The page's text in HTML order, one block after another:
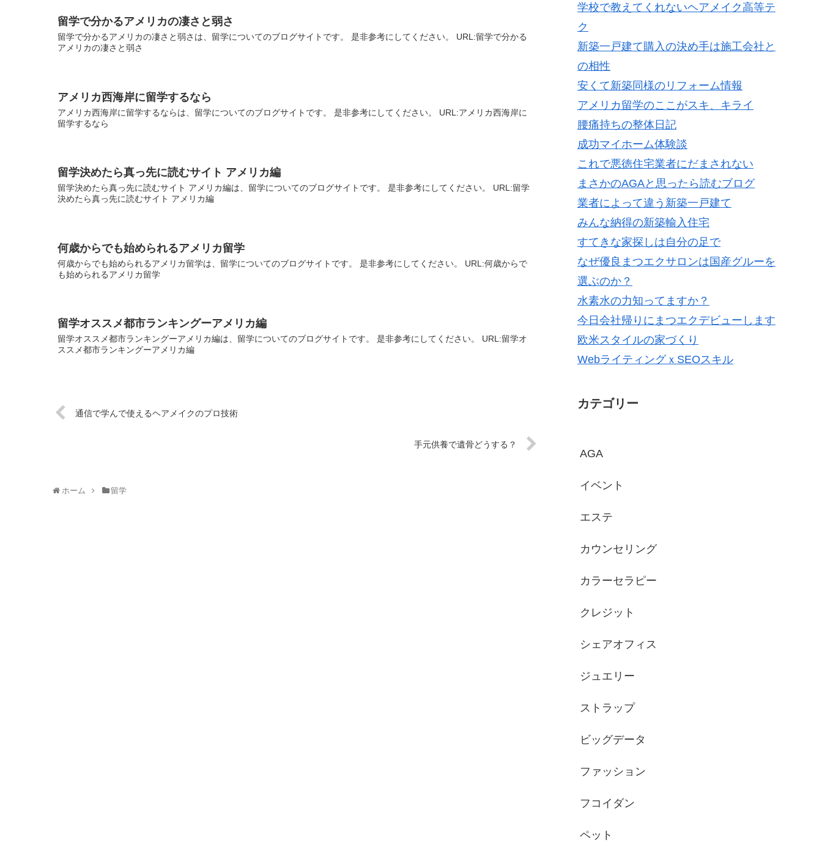
留学で分かるアメリカの凄さと弱さ
留学で分かるアメリカの凄さと弱さは、留学についてのブログサイトです。 是非参考にしてください。 URL:留学で分かる
アメリカの凄さと弱さ
アメリカ西海岸に留学するなら
アメリカ西海岸に留学するならは、留学についてのブログサイトです。 是非参考にしてください。 URL:アメリカ西海岸に
留学するなら
留学決めたら真っ先に読むサイト アメリカ編
留学決めたら真っ先に読むサイト アメリカ編は、留学についてのブログサイトです。 是非参考にしてください。 URL:留学
決めたら真っ先に読むサイト アメリカ編
何歳からでも始められるアメリカ留学
何歳からでも始められるアメリカ留学は、留学についてのブログサイトです。 是非参考にしてください。 URL:何歳からで
も始められるアメリカ留学
留学オススメ都市ランキングーアメリカ編
留学オススメ都市ランキングーアメリカ編は、留学についてのブログサイトです。 是非参考にしてください。 URL:留学オ
ススメ都市ランキングーアメリカ編
通信で学んで使えるヘアメイクのプロ技術
手元供養で遺骨どうする？
ホーム 留学
学校で教えてくれないヘアメイク高等テ
ク
新築一戸建て購入の決め手は施工会社と
の相性
安くて新築同様のリフォーム情報
アメリカ留学のここがスキ、キライ
腰痛持ちの整体日記
成功マイホーム体験談
これで悪徳住宅業者にだまされない
まさかのAGAと思ったら読むブログ
業者によって違う新築一戸建て
みんな納得の新築輸入住宅
すてきな家探しは自分の足で
なぜ優良まつエクサロンは国産グルーを
選ぶのか？
水素水の力知ってますか？
今日会社帰りにまつエクデビューします
欧米スタイルの家づくり
WebライティングｘSEOスキル
カテゴリー
AGA
イベント
エステ
カウンセリング
カラーセラピー
クレジット
シェアオフィス
ジュエリー
ストラップ
ビッグデータ
ファッション
フコイダン
ペット